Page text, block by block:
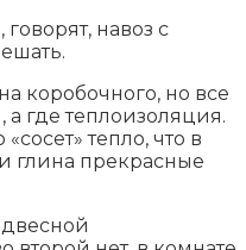
навоз с
коробочного, но все
а где теплоизоляция.
тепло, что в
глина прекрасные